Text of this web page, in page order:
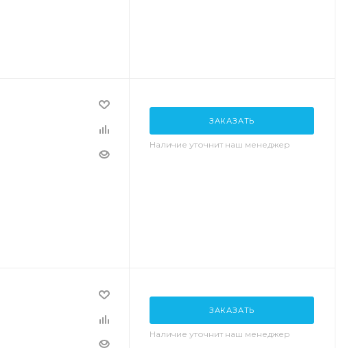
ЗАКАЗАТЬ
Наличие уточнит наш менеджер
ЗАКАЗАТЬ
Наличие уточнит наш менеджер